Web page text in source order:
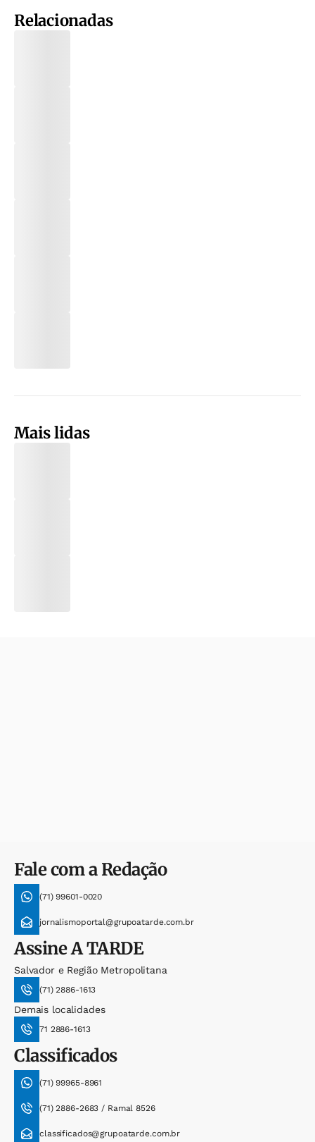
Relacionadas
Mais lidas
Fale com a Redação
(71) 99601-0020
jornalismoportal@grupoatarde.com.br
AssineA TARDE
Salvador e Região Metropolitana
(71) 2886-1613
Demais localidades
71 2886-1613
Classificados
(71) 99965-8961
(71) 2886-2683 / Ramal 8526
classificados@grupoatarde.com.br